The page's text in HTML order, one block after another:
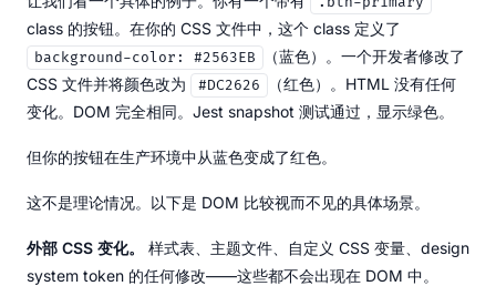
class 的按钮。在你的 CSS 文件中，这个 class 定义了
background-color: #2563EB
（蓝色）。一个开发者修改了
CSS 文件并将颜色改为
#DC2626
（红色）。HTML 没有任何
变化。DOM 完全相同。Jest snapshot 测试通过，显示绿色。
但你的按钮在生产环境中从蓝色变成了红色。
这不是理论情况。以下是 DOM 比较视而不见的具体场景。
外部 CSS 变化。
样式表、主题文件、自定义 CSS 变量、design
system token 的任何修改——这些都不会出现在 DOM 中。